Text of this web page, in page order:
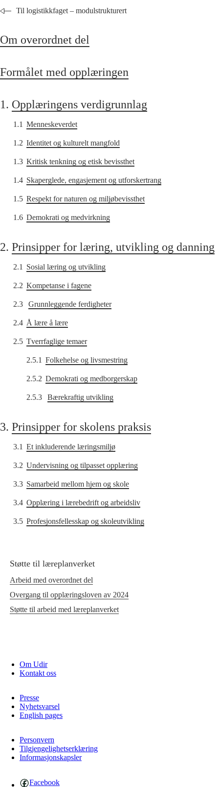
Til logistikkfaget – modulstrukturert
Om overordnet del
Formålet med opplæringen
1. Opplæringens verdigrunnlag
1.1 Menneskeverdet
1.2 Identitet og kulturelt mangfold
1.3 Kritisk tenkning og etisk bevissthet
1.4 Skaperglede, engasjement og utforskertrang
1.5 Respekt for naturen og miljøbevissthet
1.6 Demokrati og medvirkning
2. Prinsipper for læring, utvikling og danning
2.1 Sosial læring og utvikling
2.2 Kompetanse i fagene
2.3 Grunnleggende ferdigheter
2.4 Å lære å lære
2.5 Tverrfaglige temaer
2.5.1 Folkehelse og livsmestring
2.5.2 Demokrati og medborgerskap
2.5.3 Bærekraftig utvikling
3. Prinsipper for skolens praksis
3.1 Et inkluderende læringsmiljø
3.2 Undervisning og tilpasset opplæring
3.3 Samarbeid mellom hjem og skole
3.4 Opplæring i lærebedrift og arbeidsliv
3.5 Profesjonsfellesskap og skoleutvikling
Støtte til læreplanverket
Arbeid med overordnet del
Overgang til opplæringsloven av 2024
Støtte til arbeid med læreplanverket
Om Udir
Kontakt oss
Presse
Nyhetsvarsel
English pages
Personvern
Tilgjengelighetserklæring
Informasjonskapsler
Facebook